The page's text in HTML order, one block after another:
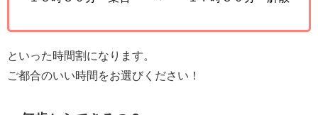
といった時間割になります。
ご都合のいい時間をお選びください！